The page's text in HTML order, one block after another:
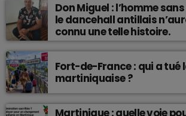
Don Miguel : l’homme
le dancehall antillais
connu une telle histoire.
Fort-de-France : qui a tué
martiniquaise ?
Martinique : quelle voie